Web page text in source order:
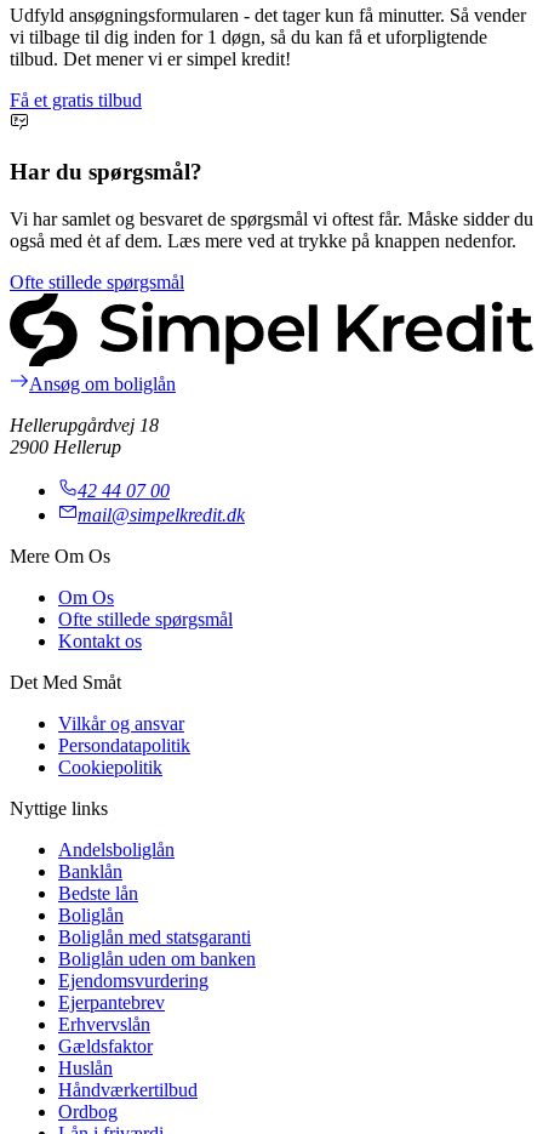
Udfyld ansøgningsformularen - det tager kun få minutter. Så vender
vi tilbage til dig inden for 1 døgn, så du kan få et uforpligtende
tilbud. Det mener vi er simpel kredit!
Få et gratis tilbud
Har du spørgsmål?
Vi har samlet og besvaret de spørgsmål vi oftest får. Måske sidder du
også med ėt af dem. Læs mere ved at trykke på knappen nedenfor.
Ofte stillede spørgsmål
Ansøg om boliglån
Hellerupgårdvej 18
2900 Hellerup
42 44 07 00
mail@simpelkredit.dk
Mere Om Os
Om Os
Ofte stillede spørgsmål
Kontakt os
Det Med Småt
Vilkår og ansvar
Persondatapolitik
Cookiepolitik
Nyttige links
Andelsboliglån
Banklån
Bedste lån
Boliglån
Boliglån med statsgaranti
Boliglån uden om banken
Ejendomsvurdering
Ejerpantebrev
Erhvervslån
Gældsfaktor
Huslån
Håndværkertilbud
Ordbog